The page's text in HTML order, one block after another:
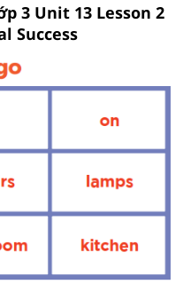
3 Unit 13 Lesson 2
Success